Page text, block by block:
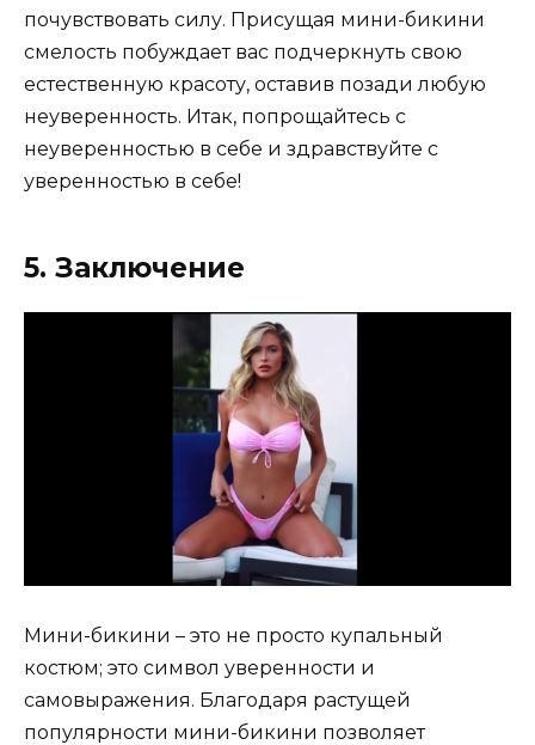
почувствовать силу. Присущая мини-бикини
смелость побуждает вас подчеркнуть свою
естественную красоту, оставив позади любую
неуверенность. Итак, попрощайтесь с
неуверенностью в себе и здравствуйте с
уверенностью в себе!
5. Заключение
Мини-бикини – это не просто купальный
костюм; это символ уверенности и
самовыражения. Благодаря растущей
популярности мини-бикини позволяет